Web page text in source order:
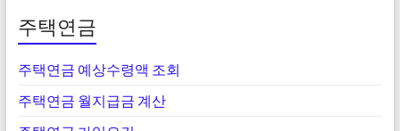
주택연금
주택연금 예상수령액 조회
주택연금 월지급금 계산